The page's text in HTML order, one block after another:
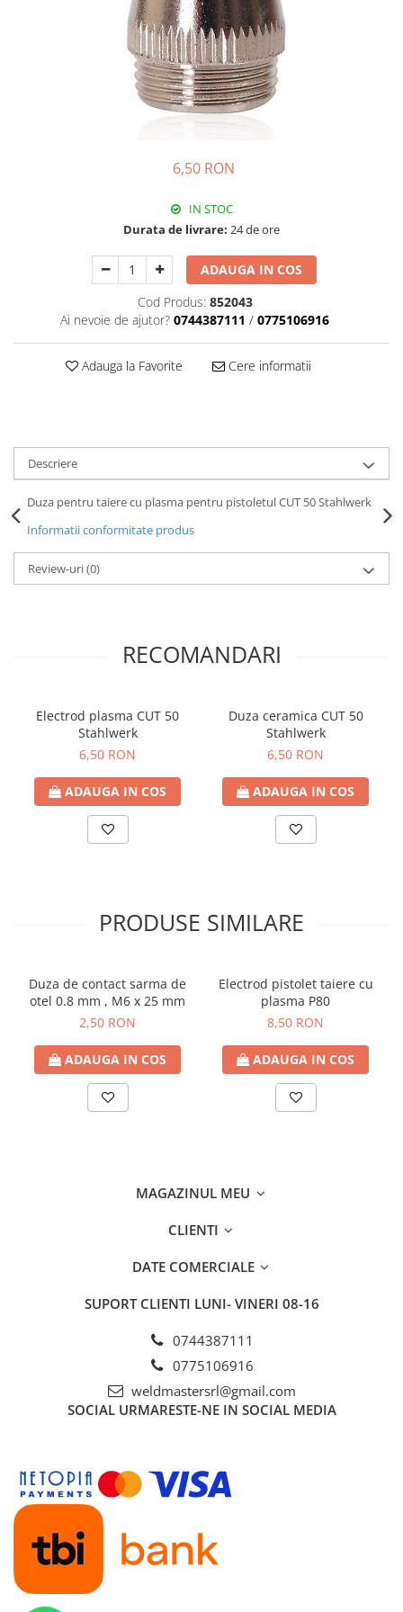
6,50 RON
IN STOC
Durata de livrare: 24 de ore
ADAUGA IN COS
Cod Produs: 852043
Ai nevoie de ajutor? 0744387111 / 0775106916
Adauga la Favorite Cere informatii
Descriere
Duza pentru taiere cu plasma pentru pistoletul CUT 50 Stahlwerk
Informatii conformitate produs
Review-uri(0)
RECOMANDARI
Electrod plasma CUT 50
Stahlwerk
6,50 RON
ADAUGA IN COS
Duza ceramica CUT 50
Stahlwerk
6,50 RON
ADAUGA IN COS
PRODUSE SIMILARE
Duza de contact sarma de
otel 0.8 mm , M6 x 25 mm
2,50 RON
ADAUGA IN COS
Electrod pistolet taiere cu
plasma P80
8,50 RON
ADAUGA IN COS
MAGAZINUL MEU
CLIENTI
DATE COMERCIALE
SUPORT CLIENTI LUNI- VINERI 08-16
0744387111
0775106916
weldmastersrl@gmail.com
SOCIAL URMARESTE-NE IN SOCIAL MEDIA